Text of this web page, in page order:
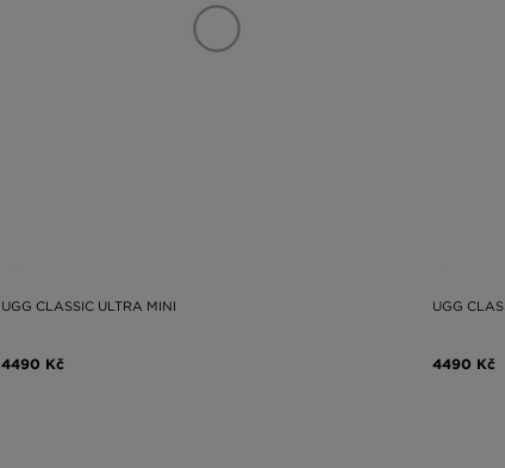
UGG CLASSIC ULTRA MINI
4490 Kč
UGG
4490 Kč